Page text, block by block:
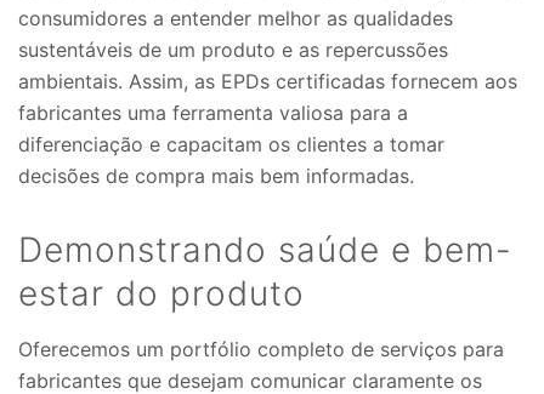
consumidores a entender melhor as qualidades
sustentáveis de um produto e as repercussões
ambientais. Assim, as EPDs certificadas fornecem aos
fabricantes uma ferramenta valiosa para a
diferenciação e capacitam os clientes a tomar
decisões de compra mais bem informadas.
Demonstrando saúde e bem-
estar do produto
Oferecemos um portfólio completo de serviços para
fabricantes que desejam comunicar claramente os